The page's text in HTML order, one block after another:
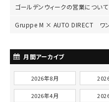
ゴールデンウィークの営業について
Gruppe M × AUTO DIRECT ワン
月間アーカイブ
2026年8月
2026年4月